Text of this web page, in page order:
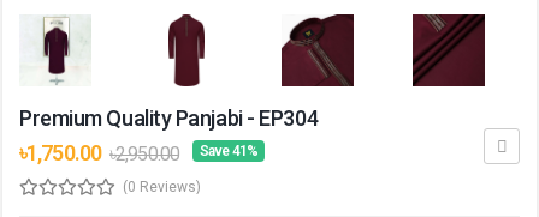
Premium Quality Panjabi - EP304
৳1,750.00 ৳2,950.00 Save 41%
(0 Reviews)